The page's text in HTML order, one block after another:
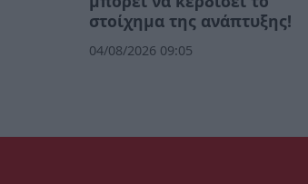
στοίχημα της ανάπτυξης!
04/08/2026 09:05